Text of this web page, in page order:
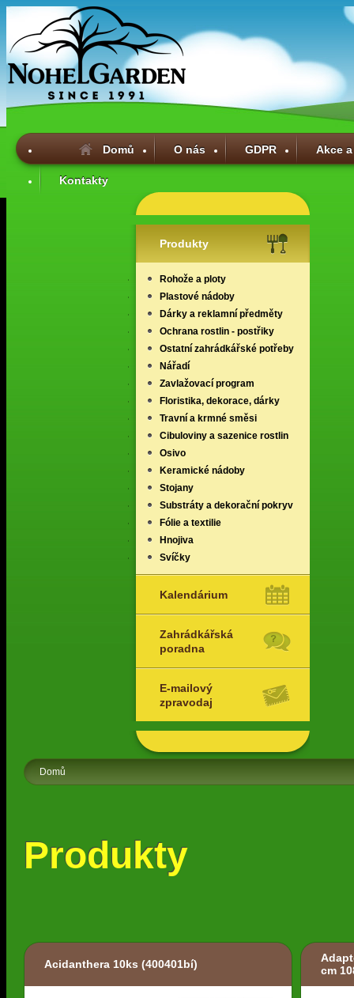
Domů O nás GDPR Akce
Kontakty
Produkty
Rohože a ploty
Plastové nádoby
Dárky a reklamní předměty
Ochrana rostlin - postřiky
Ostatní zahrádkářské potřeby
Nářadí
Zavlažovací program
Floristika, dekorace, dárky
Travní a krmné směsi
Cibuloviny a sazenice rostlin
Osivo
Keramické nádoby
Stojany
Substráty a dekorační pokryv
Fólie a textilie
Hnojiva
Svíčky
Kalendárium
Zahrádkářská
poradna
E-mailový
zpravodaj
Domů
Produkty
Acidanthera 10ks (400401bí)
cm